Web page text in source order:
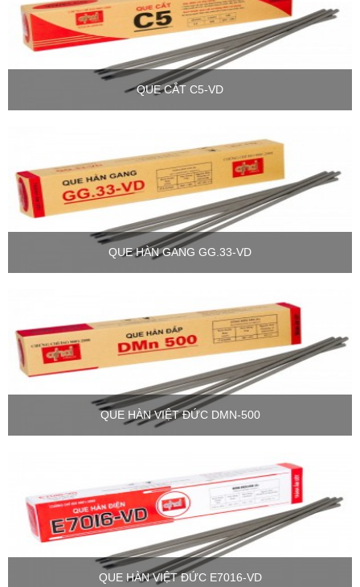
QUE CẮT C5-VD
QUE HÀN GANG GG.33-VD
QUE HÀN VIỆT ĐỨC DMN-500
QUE HÀN VIỆT ĐỨC E7016-VD